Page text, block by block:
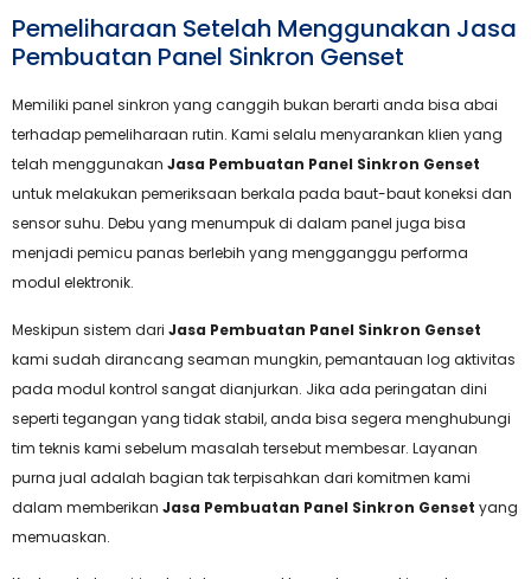
Pemeliharaan Setelah Menggunakan Jasa
Pembuatan Panel Sinkron Genset
Memiliki panel sinkron yang canggih bukan berarti anda bisa abai
terhadap pemeliharaan rutin. Kami selalu menyarankan klien yang
telah menggunakan Jasa Pembuatan Panel Sinkron Genset
untuk melakukan pemeriksaan berkala pada baut-baut koneksi dan
sensor suhu. Debu yang menumpuk di dalam panel juga bisa
menjadi pemicu panas berlebih yang mengganggu performa
modul elektronik.
Meskipun sistem dari Jasa Pembuatan Panel Sinkron Genset
kami sudah dirancang seaman mungkin, pemantauan log aktivitas
pada modul kontrol sangat dianjurkan. Jika ada peringatan dini
seperti tegangan yang tidak stabil, anda bisa segera menghubungi
tim teknis kami sebelum masalah tersebut membesar. Layanan
purna jual adalah bagian tak terpisahkan dari komitmen kami
dalam memberikan Jasa Pembuatan Panel Sinkron Genset yang
memuaskan.